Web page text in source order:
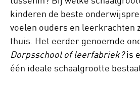
kinderen de beste
voelen ouders en leerkrachten
thuis. Het eerder genoemde
Dorpsschool of leerfabriek?is
één ideale schaalgrootte